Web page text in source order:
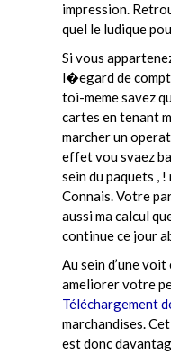
impression.
quel le ludique
Si vous
l�egard de
toi-meme savez
cartes en tenant
marcher un
effet vou svaez
sein du paquets ,
Connais. Votre
aussi ma calcul
continue ce jour
Au sein d’une
ameliorer votre
Téléchargement
marchandises.
est donc